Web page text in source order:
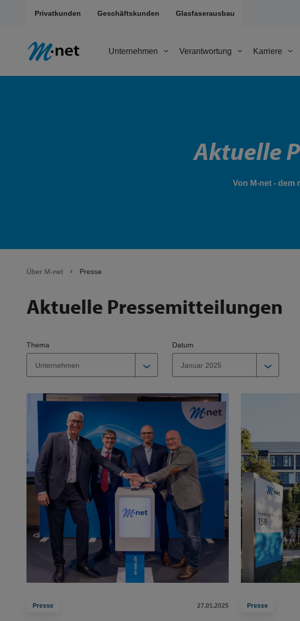
Privatkunden Geschäftskunden Glasfaserausbau
Unternehmen Verantwortung Karriere
Aktuelle
Von M-net - dem
Über M-net Presse
Aktuelle Pressemitteilungen
Thema
Unternehmen
Datum
Januar 2025
Presse 27.01.2025 Presse